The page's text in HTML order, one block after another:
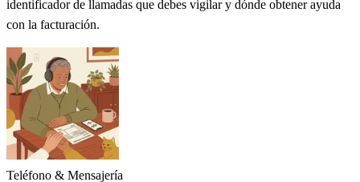
identificador de llamadas que debes vigilar y dónde obtener ayuda
con la facturación.
Teléfono & Mensajería